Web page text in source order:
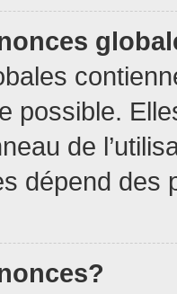
possible.
de
dépend des